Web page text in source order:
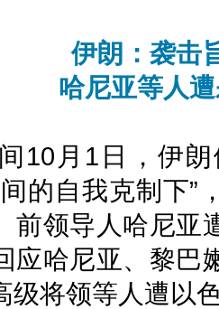
伊朗：袭击
哈尼亚等人
月1日，伊朗
的自我克制下”
前领导人哈尼亚
应哈尼亚、黎巴
级将领等人遭以